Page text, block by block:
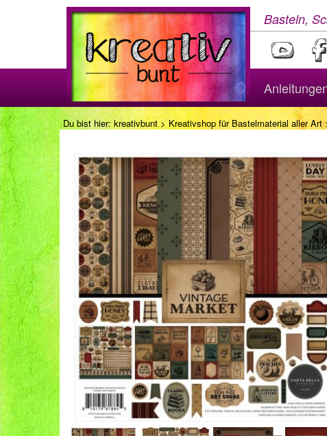
Basteln,
Du bist hier: kreativbunt > Kreativshop für Bastelmaterial aller Art